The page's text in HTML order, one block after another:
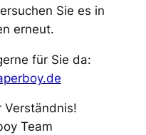
Sie es in
erneut.
für Sie da:
Verständnis!
Team